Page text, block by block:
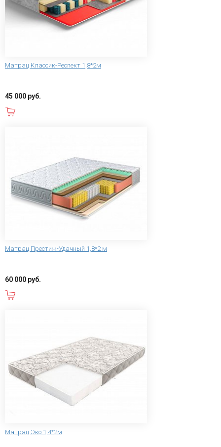
Матрац Классик-Респект 1,8*2м
45 000 руб.
Матрац Престиж-Удачный 1,8*2 м
60 000 руб.
Матрац Эко 1,4*2м